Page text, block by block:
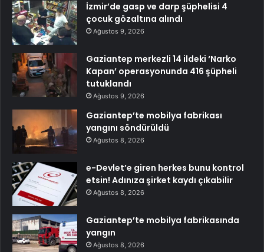
İzmir’de gasp ve darp şüphelisi 4
çocuk gözaltına alındı
Ağustos 9, 2026
Gaziantep merkezli 14 ildeki ‘Narko
Kapan’ operasyonunda 416 şüpheli
tutuklandı
Ağustos 9, 2026
Gaziantep’te mobilya fabrikası
yangını söndürüldü
Ağustos 8, 2026
e-Devlet’e giren herkes bunu kontrol
etsin! Adınıza şirket kaydı çıkabilir
Ağustos 8, 2026
Gaziantep’te mobilya fabrikasında
yangın
Ağustos 8, 2026